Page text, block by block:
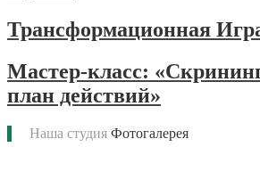
Трансформационная
Мастер-класс:
план действий»
Наша студия Фотогалерея